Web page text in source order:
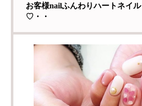
FAQ
お客様nailふんわりハートネイル
♡・・